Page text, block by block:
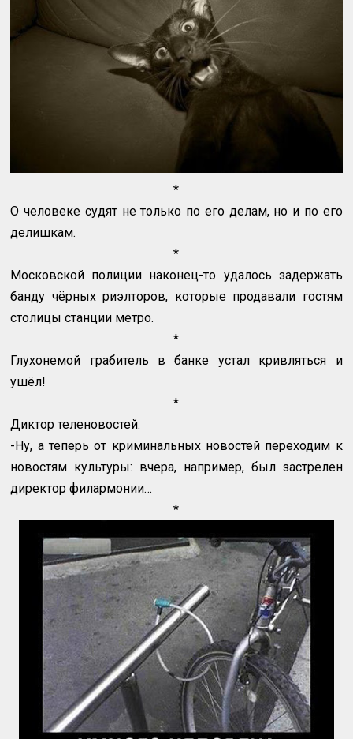
*
О человеке судят не только по его делам, но и по его
делишкам.
*
Московской полиции наконец-то удалось задержать
банду чёрных риэлторов, которые продавали гостям
столицы станции метро.
*
Глухонемой грабитель в банке устал кривляться и
ушёл!
*
Диктор теленовостей:
-Ну, а теперь от криминальных новостей переходим к
новостям культуры: вчера, например, был застрелен
директор филармонии…
*